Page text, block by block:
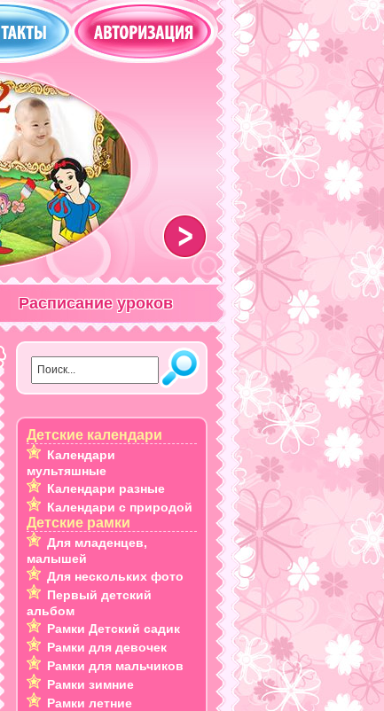
Расписание уроков
Детские календари
Календари
мультяшные
Календари разные
Календари с природой
Детские рамки
Для младенцев,
малышей
Для нескольких фото
Первый детский
альбом
Рамки Детский садик
Рамки для девочек
Рамки для мальчиков
Рамки зимние
Рамки летние